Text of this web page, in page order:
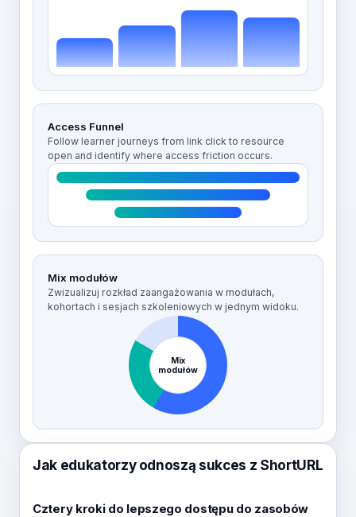
Access Funnel
Follow learner journeys from link click to resource
open and identify where access friction occurs.
Mix modułów
Zwizualizuj rozkład zaangażowania w modułach,
kohortach i sesjach szkoleniowych w jednym widoku.
Mix
modułów
Jak edukatorzy odnoszą sukces z ShortURL
Cztery kroki do lepszego dostępu do zasobów